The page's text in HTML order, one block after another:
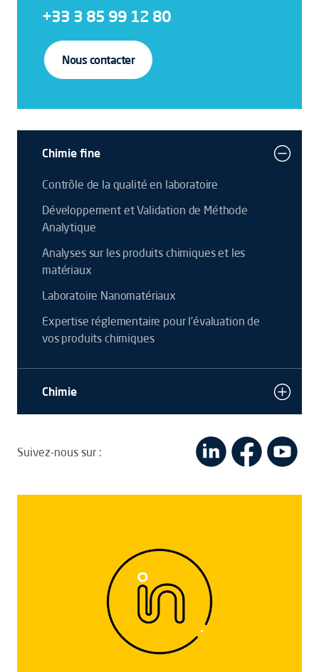
+33 3 85 99 12 80
Nous contacter
Chimie fine
Contrôle de la qualité en laboratoire
Développement et Validation de Méthode
Analytique
Analyses sur les produits chimiques et les
matériaux
Laboratoire Nanomatériaux
Expertise réglementaire pour l’évaluation de
vos produits chimiques
Chimie
Suivez-nous sur :